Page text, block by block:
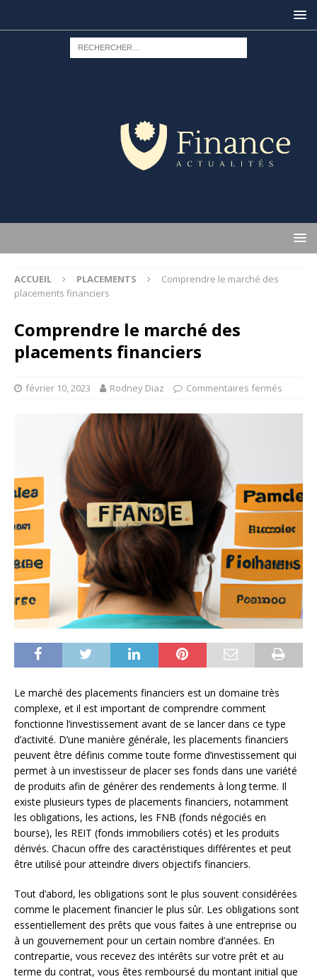
ACCUEIL PLACEMENTS
Comprendre le marché des
placements financiers
Comprendre le marché des
placements financiers
février 10, 2023 Rodney Diaz Commentaires fermés
Le marché des placements financiers est un domaine très
complexe, et il est important de comprendre comment
fonctionne l’investissement avant de se lancer dans ce type
d’activité. D’une manière générale, les placements financiers
peuvent être définis comme toute forme d’investissement qui
permet à un investisseur de placer ses fonds dans une variété
de produits afin de générer des rendements à long terme. Il
existe plusieurs types de placements financiers, notamment
les obligations, les actions, les FNB (fonds négociés en
bourse), les REIT (fonds immobiliers cotés) et les produits
dérivés. Chacun offre des caractéristiques différentes et peut
être utilisé pour atteindre divers objectifs financiers.
Tout d’abord, les obligations sont le plus souvent considérées
comme le placement financier le plus sûr. Les obligations sont
essentiellement des prêts que vous faites à une entreprise ou
à un gouvernement pour un certain nombre d’années. En
contrepartie, vous recevez des intérêts sur votre prêt et au
terme du contrat, vous êtes remboursé du montant initial que